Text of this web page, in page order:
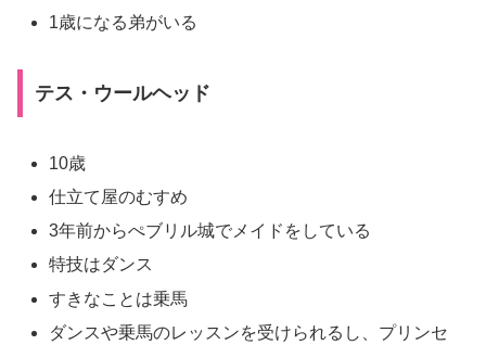
1歳になる弟がいる
テス・ウールヘッド
10歳
仕立て屋のむすめ
3年前からぺブリル城でメイドをしている
特技はダンス
すきなことは乗馬
ダンスや乗馬のレッスンを受けられるし、プリンセ